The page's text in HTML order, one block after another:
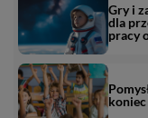
Gry i
dla
pracy